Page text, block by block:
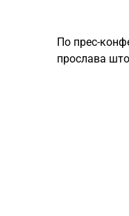
По прес-
прослава